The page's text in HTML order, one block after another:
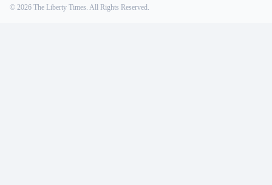
© 2026 The Liberty Times. All Rights Reserved.